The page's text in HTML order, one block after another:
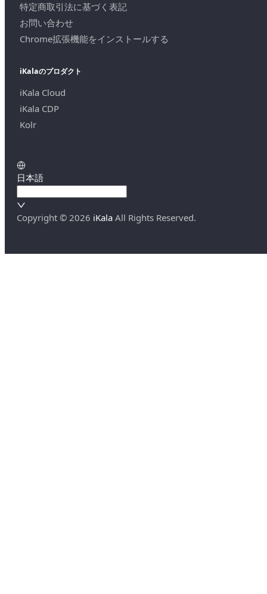
特定商取引法に基づく表記
お問い合わせ
Chrome拡張機能をインストールする
iKalaのプロダクト
iKala Cloud
iKala CDP
Kolr
日本語
Copyright © 2026 iKala All Rights Reserved.